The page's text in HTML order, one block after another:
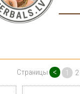
Страницы < 1 2